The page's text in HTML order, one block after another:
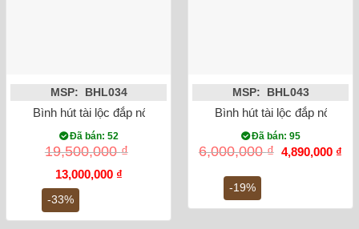
-33%
MSP: BHL034
Bình hút tài lộc đắp nổi công đào mạ vàng
Đã bán: 52
19,500,000₫
Giá
gốc
là:
19,500,000 ₫.
13,000,000 ₫Giá
13,000,000 ₫.
-19%
MSP: BHL043
Bình hút tài lộc đắp nổi
Đã bán: 95
6,000,000₫ Giá
gốc
4,890,000 ₫